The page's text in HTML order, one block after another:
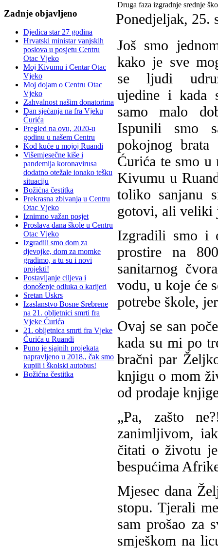
Zadnje objavljeno
Djedica star 27 godina
Hrvatski ministar vanjskih
poslova u posjetu Centru
Otac Vjeko
Moj Kivumu i Centar Otac
Vjeko
Moj dojam o Centru Otac
Vjeko
Zahvalnost našim donatorima
Dan sjećanja na fra Vjeku
Ćurića
Pregled na ovu, 2020-u
godinu u našem Centru
Kod kuće u mojoj Ruandi
Višemjesečne kiše i
pandemija koronavirusa
dodatno otežale ionako tešku
situaciju
Božićna čestitka
Prekrasna zbivanja u Centru
Otac Vjeko
Iznimno važan posjet
Proslava dana škole u Centru
Otac Vjeko
Izgradili smo dom za
djevojke, dom za momke
gradimo, a tu su i novi
projekti!
Postavljanje ciljeva i
donošenje odluka o karijeri
Sretan Uskrs
Izaslanstvo Bosne Srebrene
na 21. obljetnici smrti fra
Vjeke Ćurića
21. obljetnica smrti fra Vjeke
Ćurića u Ruandi
Puno je sjajnih projekata
napravljeno u 2018., čak smo
kupili i školski autobus!
Božićna čestitka
Druga faza izgradnje srednje
Ponedjeljak, 25.
Još smo
kako je sve
se ljudi
ujedine i kada
samo malo
Ispunili smo
pokojnog
Ćurića te smo u
Kivumu u
toliko sanjanu
gotovi, ali veliki
Izgradili smo i
prostire na
sanitarnog
vodu, u koje će
potrebe škole,
Ovaj se san
kada su mi po
bračni par
knjigu o mom
od prodaje
„Pa, zašto
zanimljivom,
čitati o životu
bespućima
Mjesec dana
stopu. Tjerali
sam prošao za
smješkom na